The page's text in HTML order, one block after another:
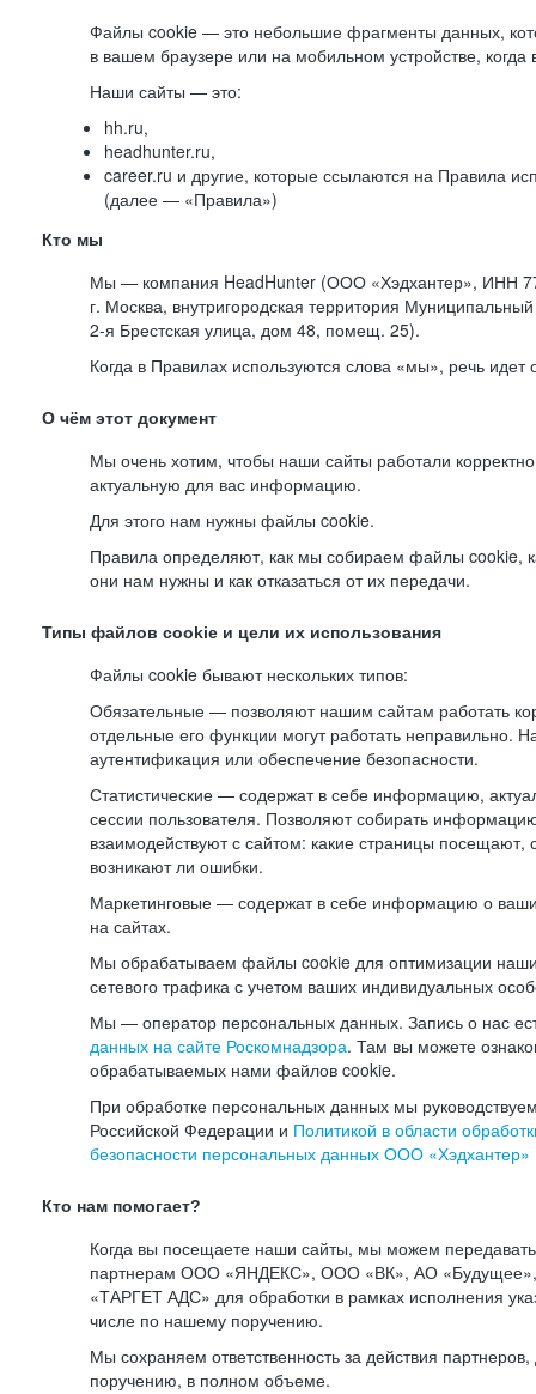
Файлы cookie — это небольшие фрагменты данных,
в вашем браузере или на мобильном устройстве,
Наши сайты — это:
hh.ru,
headhunter.ru,
career.ru и другие, которые ссылаются на Правила
(далее — «Правила»)
Кто мы
Мы — компания HeadHunter (ООО «Хэдхантер», ИНН
г. Москва, внутригородская территория Муниципальный
2-я Брестская улица, дом 48, помещ. 25).
Когда в Правилах используются слова «мы», речь
О чём этот документ
Мы очень хотим, чтобы наши сайты работали
актуальную для вас информацию.
Для этого нам нужны файлы cookie.
Правила определяют, как мы собираем файлы cookie,
они нам нужны и как отказаться от их передачи.
Типы файлов cookie и цели их использования
Файлы cookie бывают нескольких типов:
Обязательные — позволяют нашим сайтам работать
отдельные его функции могут работать неправильно.
аутентификация или обеспечение безопасности.
Статистические — содержат в себе информацию,
сессии пользователя. Позволяют собирать
взаимодействуют с сайтом: какие страницы посещают,
возникают ли ошибки.
Маркетинговые — содержат в себе информацию о
на сайтах.
Мы обрабатываем файлы cookie для оптимизации
сетевого трафика с учетом ваших индивидуальных
Мы — оператор персональных данных. Запись о нас
данных на сайте Роскомнадзора. Там вы можете
обрабатываемых нами файлов cookie.
При обработке персональных данных мы
Российской Федерации и Политикой в области
безопасности персональных данных ООО «Хэдхантер»
Кто нам помогает?
Когда вы посещаете наши сайты, мы можем
партнерам ООО «ЯНДЕКС», ООО «ВК», АО
«ТАРГЕТ АДС» для обработки в рамках исполнения
числе по нашему поручению.
Мы сохраняем ответственность за действия
поручению, в полном объеме.